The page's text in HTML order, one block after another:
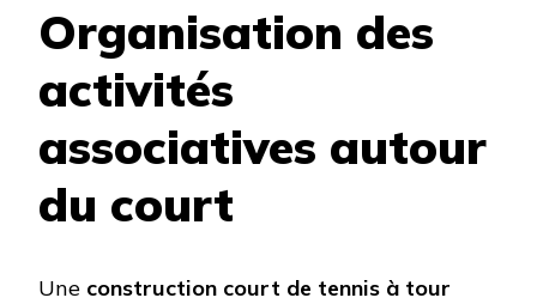
Organisation des
activités
associatives autour
du court
Une construction court de tennis à tour